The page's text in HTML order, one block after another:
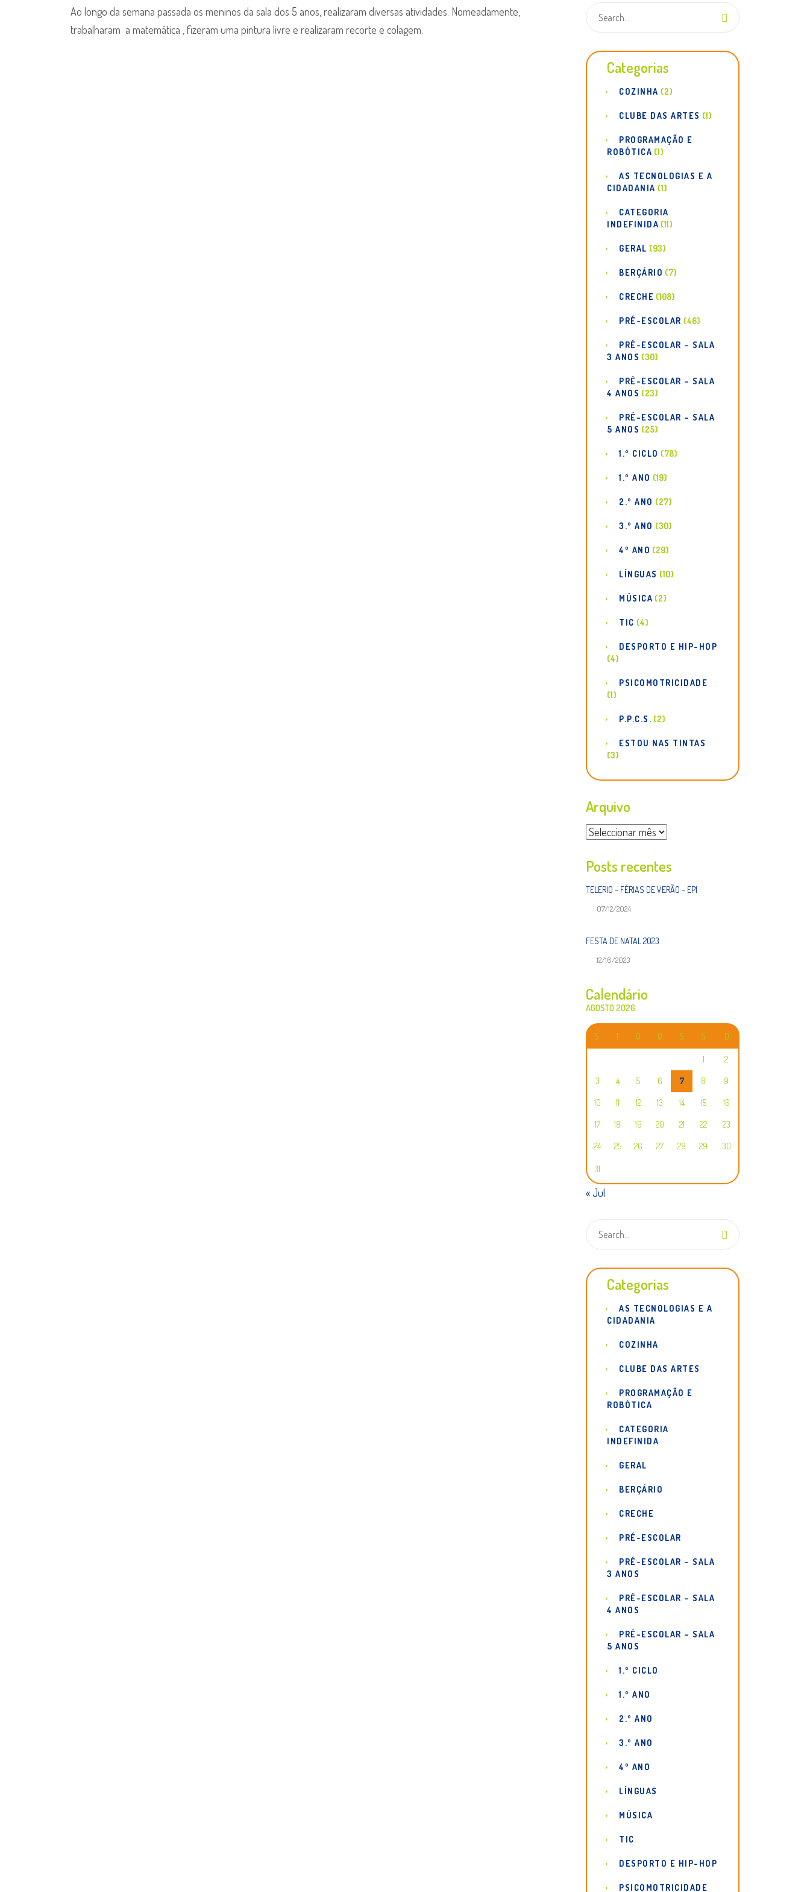
Ao longo da semana passada os meninos da sala dos 5 anos, realizaram diversas atividades. Nomeadamente,
trabalharam a matemática , fizeram uma pintura livre e realizaram recorte e colagem.
Categorias
COZINHA (2)
CLUBE DAS ARTES (1)
PROGRAMAÇÃO E
ROBÓTICA (1)
AS TECNOLOGIAS E A
CIDADANIA (1)
CATEGORIA
INDEFINIDA (11)
GERAL (93)
BERÇÁRIO (7)
CRECHE (108)
PRÉ-ESCOLAR (46)
PRÉ-ESCOLAR – SALA
3 ANOS (30)
PRÉ-ESCOLAR – SALA
4 ANOS (23)
PRÉ-ESCOLAR – SALA
5 ANOS (25)
1.º CICLO (78)
1.º ANO (19)
2.º ANO (27)
3.º ANO (30)
4º ANO (29)
LÍNGUAS (10)
MÚSICA (2)
TIC (4)
DESPORTO E HIP-HOP
(4)
PSICOMOTRICIDADE
(1)
P.P.C.S. (2)
ESTOU NAS TINTAS
(3)
Arquivo
Arquivo
Posts recentes
TELERIO – FÉRIAS DE VERÃO – EP1
07/12/2024
FESTA DE NATAL 2023
12/16/2023
Calendário
AGOSTO 2026
S T Q Q S S D
1 2
3 4 5 6 7 8 9
10 11 12 13 14 15 16
17 18 19 20 21 22 23
24 25 26 27 28 29 30
31
« Jul
Categorias
AS TECNOLOGIAS E A
CIDADANIA
COZINHA
CLUBE DAS ARTES
PROGRAMAÇÃO E
ROBÓTICA
CATEGORIA
INDEFINIDA
GERAL
BERÇÁRIO
CRECHE
PRÉ-ESCOLAR
PRÉ-ESCOLAR – SALA
3 ANOS
PRÉ-ESCOLAR – SALA
4 ANOS
PRÉ-ESCOLAR – SALA
5 ANOS
1.º CICLO
1.º ANO
2.º ANO
3.º ANO
4º ANO
LÍNGUAS
MÚSICA
TIC
DESPORTO E HIP-HOP
PSICOMOTRICIDADE